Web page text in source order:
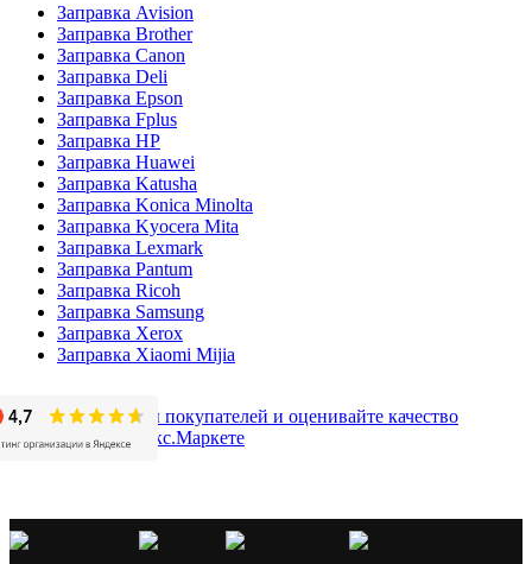
Заправка Avision
Заправка Brother
Заправка Canon
Заправка Deli
Заправка Epson
Заправка Fplus
Заправка HP
Заправка Huawei
Заправка Katusha
Заправка Konica Minolta
Заправка Kyocera Mita
Заправка Lexmark
Заправка Pantum
Заправка Ricoh
Заправка Samsung
Заправка Xerox
Заправка Xiaomi Mijia